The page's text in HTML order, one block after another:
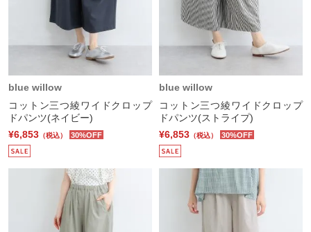
blue willow
コットン三つ綾ワイドクロップ
ドパンツ(ネイビー)
¥6,853 （税込） 30%OFF
blue willow
コットン三つ綾ワイドクロップ
ドパンツ(ストライプ)
¥6,853 （税込） 30%OFF